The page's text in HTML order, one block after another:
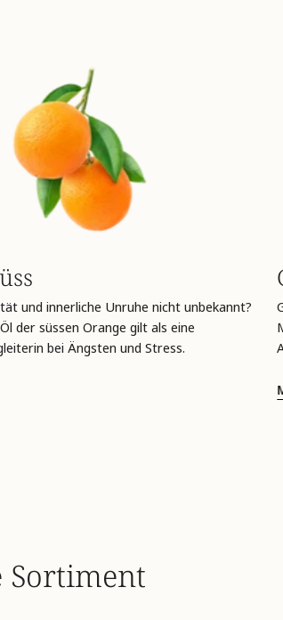
und innerliche Unruhe nicht unbekannt?
der süssen Orange gilt als eine
bei Ängsten und Stress.
Sortiment